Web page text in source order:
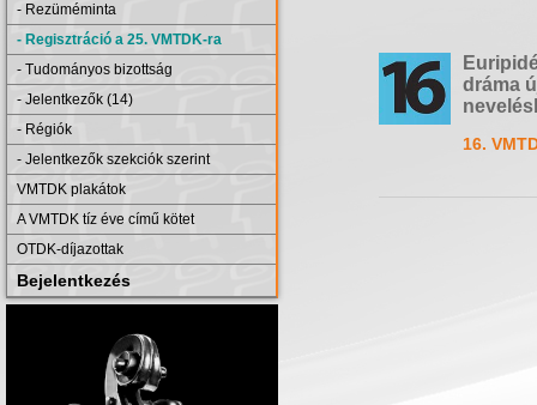
- Rezüméminta
- Regisztráció a 25. VMTDK-ra
- Tudományos bizottság
- Jelentkezők (14)
- Régiók
- Jelentkezők szekciók szerint
VMTDK plakátok
A VMTDK tíz éve című kötet
OTDK-díjazottak
Bejelentkezés
dráma
16.